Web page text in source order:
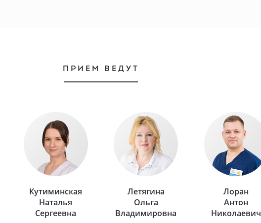
ПРИЕМ ВЕДУТ
Кутиминская
Наталья
Сергеевна
Летягина
Ольга
Владимировна
Лоран
Антон
Николаевич